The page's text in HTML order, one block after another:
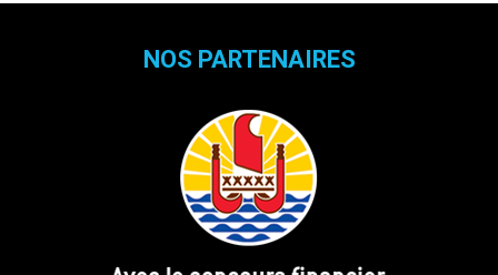
NOS PARTENAIRES